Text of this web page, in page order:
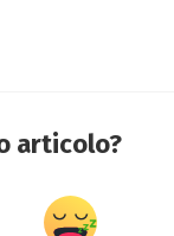
articolo?